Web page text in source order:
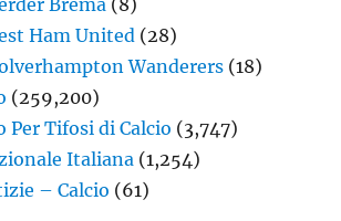
Ham United (28)
Wanderers (18)
(259,200)
Per Tifosi di Calcio (3,747)
Italiana (1,254)
– Calcio (61)